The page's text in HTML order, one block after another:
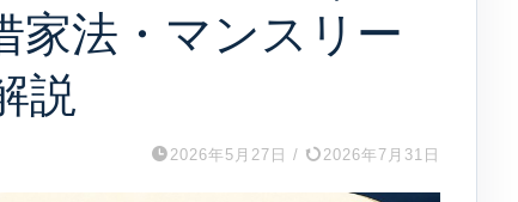
家法・マンスリー
説
2026年5月27日 / 2026年7月31日